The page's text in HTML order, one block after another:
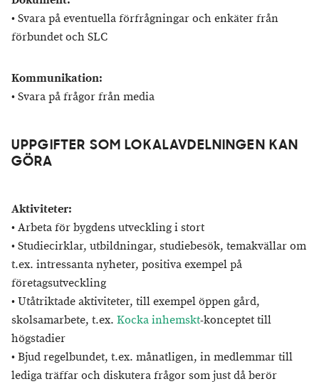
• Svara på eventuella förfrågningar och enkäter från
förbundet och SLC
Kommunikation:
• Svara på frågor från media
UPPGIFTER SOM LOKALAVDELNINGEN KAN
GÖRA
Aktiviteter:
• Arbeta för bygdens utveckling i stort
• Studiecirklar, utbildningar, studiebesök, temakvällar om
t.ex. intressanta nyheter, positiva exempel på
företagsutveckling
• Utåtriktade aktiviteter, till exempel öppen gård,
skolsamarbete, t.ex. Kocka inhemskt-konceptet till
högstadier
• Bjud regelbundet, t.ex. månatligen, in medlemmar till
lediga träffar och diskutera frågor som just då berör